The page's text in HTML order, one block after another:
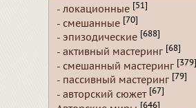
- локационные [51]
- смешанные [70]
- эпизодические [688]
- активный мастеринг [68]
- смешанный мастеринг [379]
- пассивный мастеринг [79]
- авторский сюжет [67]
[646]